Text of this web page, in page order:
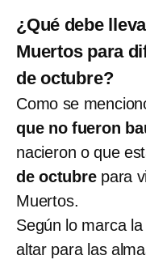
¿Qué debe
Muertos para
de octubre?
Como se
que no fueron
nacieron o que
de octubrepara
Muertos.
Según lo marca
altar para las